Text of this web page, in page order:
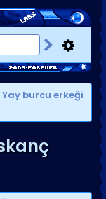
Yay burcu erkeği